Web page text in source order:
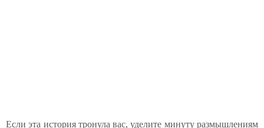
Если эта история тронула вас, уделите минуту размышлениям